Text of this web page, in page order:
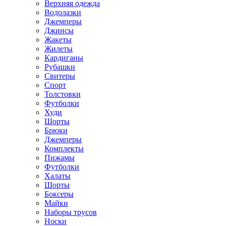
Верхняя одежда
Водолазки
Джемперы
Джинсы
Жакеты
Жилеты
Кардиганы
Рубашки
Свитеры
Спорт
Толстовки
Футболки
Худи
Шорты
Брюки
Джемперы
Комплекты
Пижамы
Футболки
Халаты
Шорты
Боксеры
Майки
Наборы трусов
Носки